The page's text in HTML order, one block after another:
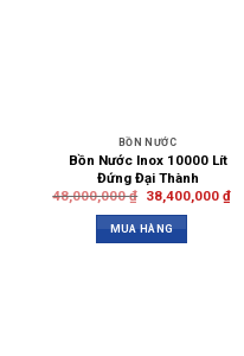
BỒN NƯỚC
Bồn Nước Inox 10000 Lít
Đứng Đại Thành
48,000,000₫ 38,400,000 ₫
MUA HÀNG